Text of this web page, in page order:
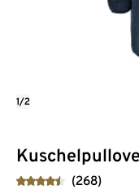
(268)
1/2